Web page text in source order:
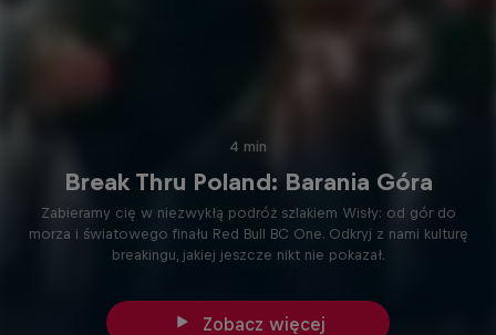
4 min
Break Thru Poland: Barania Góra
Zabieramy cię w niezwykłą podróż szlakiem Wisły: od gór do
morza i światowego finału Red Bull BC One. Odkryj z nami kulturę
breakingu, jakiej jeszcze nikt nie pokazał.
Zobacz więcej